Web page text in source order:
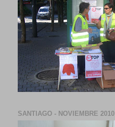
SANTIAGO - NOVIEMBRE 2010